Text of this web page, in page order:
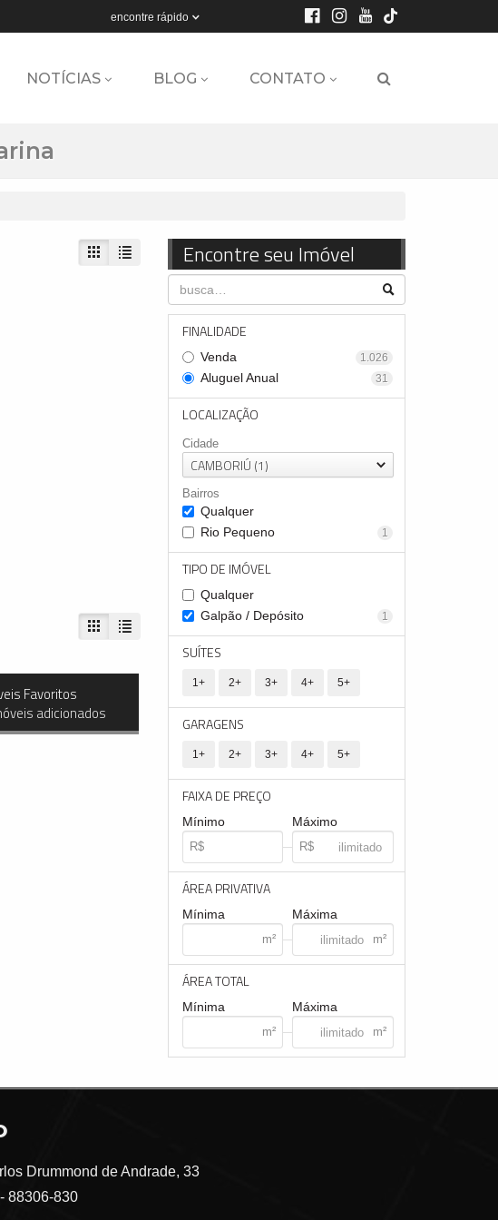
encontre rápido
NOTÍCIAS BLOG CONTATO
Encontre seu Imóvel
FINALIDADE
Venda 1.026
Aluguel Anual 31
LOCALIZAÇÃO
Cidade
CAMBORIÚ (1)
Bairros
Qualquer
Rio Pequeno
1
TIPO DE IMÓVEL
Qualquer
Galpão / Depósito
1
SUÍTES
1+ 2+ 3+ 4+ 5+
GARAGENS
1+ 2+ 3+ 4+ 5+
FAIXA DE PREÇO
Mínimo Máximo
ÁREA PRIVATIVA
Mínima Máxima
ÁREA TOTAL
Mínima Máxima
Favoritos
adicionados
Drummond de Andrade, 33
88306-830